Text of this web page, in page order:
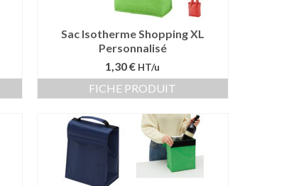
Sac Isotherme Shopping XL
Personnalisé
1,30 € HT/u
FICHE PRODUIT